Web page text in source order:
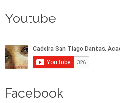
Youtube
Facebook